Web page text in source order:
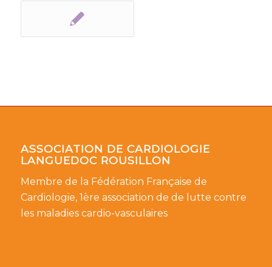
ASSOCIATION DE CARDIOLOGIE
LANGUEDOC ROUSILLON
Membre de la Fédération Française de
Cardiologie, 1ère association de de lutte contre
les maladies cardio-vasculaires